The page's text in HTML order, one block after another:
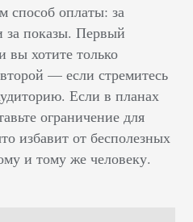
способ оплаты: за
показы. Первый
вы хотите только
— если стремитесь
Если в планах
ограничение для
избавит от бесполезных
и тому же человеку.